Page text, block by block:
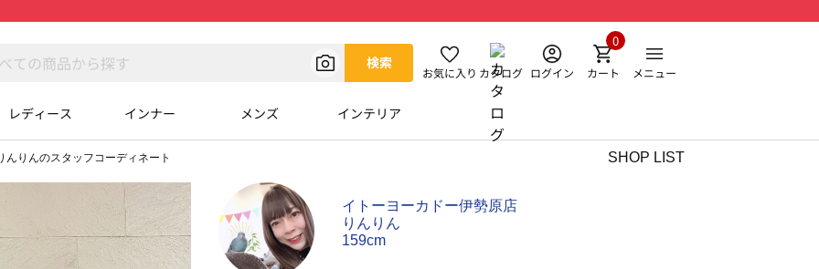
検索
お気に入り カタログ ログイン カート
0
メニュー
レディース インナー メンズ インテリア
んりんのスタッフコーディネート SHOP LIST
イトーヨーカドー伊勢原店
りんりん
159cm